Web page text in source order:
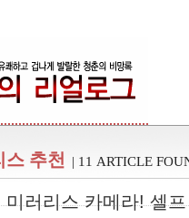
스 추천 | 11 ARTICLE
러리스 카메라! 셀